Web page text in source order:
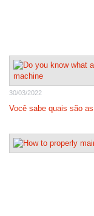
30/03/2022
Você sabe quais são